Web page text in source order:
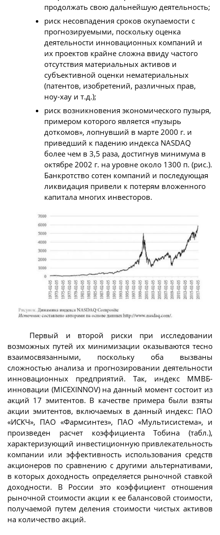
продолжать свою дальнейшую деятельность;
риск несовпадения сроков окупаемости с
прогнозируемыми, поскольку оценка
деятельности инновационных компаний и
их проектов крайне сложна ввиду частого
отсутствия материальных активов и
субъективной оценки нематериальных
(патентов, изобретений, различных прав,
ноу-хау и т.д.);
риск возникновения экономического пузыря,
примером которого является «пузырь
доткомов», лопнувший в марте 2000 г. и
приведший к падению индекса NASDAQ
более чем в 3,5 раза, достигнув минимума в
октябре 2002 г. на уровне около 1300 п. (рис.).
Банкротство сотен компаний и последующая
ликвидация привели к потерям вложенного
капитала многих инвесторов.
Первый и второй риски при исследовании
возможных путей их минимизации оказываются тесно
взаимосвязанными, поскольку оба вызваны
сложностью анализа и прогнозировании деятельности
инновационных предприятий. Так, индекс ММВБ-
инновации (MICEXINNOV) на данный момент состоит из
акций 17 эмитентов. В качестве примера были взяты
акции эмитентов, включаемых в данный индекс: ПАО
«ИСКЧ», ПАО «Фармсинтез», ПАО «Мультисистема», и
произведен расчет коэффициента Тобина (табл.),
характеризующий инвестиционную привлекательность
компании или эффективность использования средств
акционеров по сравнению с другими альтернативами,
в которых доходность определяется рыночной ставкой
доходности. В России это коэффициент отношения
рыночной стоимости акции к ее балансовой стоимости,
получаемой путем деления стоимости чистых активов
на количество акций.